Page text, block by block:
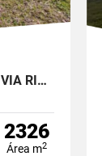
VENTA DE LOTE CAMPESTRE EN LA VÍA RIONEGRO - LA CEJA
2326
Área m2